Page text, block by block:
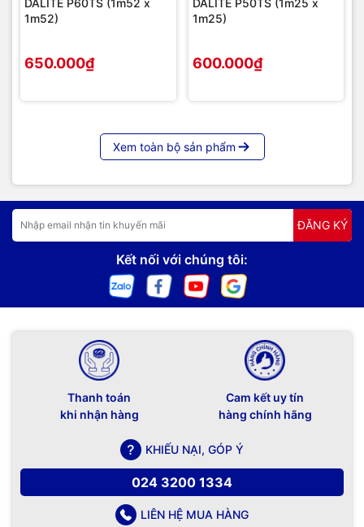
DALITE P60TS (1m52 x
1m52)
650.000₫
DALITE P50TS (1m25 x
1m25)
600.000₫
Xem toàn bộ sản phẩm
ĐĂNG KÝ
Kết nối với chúng tôi:
Thanh toán
khi nhận hàng
Cam kết uy tín
hàng chính hãng
KHIẾU NẠI, GÓP Ý
024 3200 1334
LIÊN HỆ MUA HÀNG